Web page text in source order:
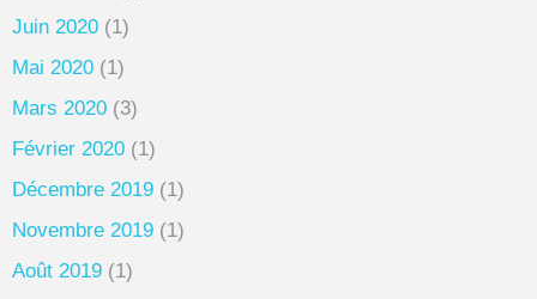
Juin 2020 (1)
Mai 2020 (1)
Mars 2020 (3)
Février 2020 (1)
Décembre 2019 (1)
Novembre 2019 (1)
Août 2019 (1)